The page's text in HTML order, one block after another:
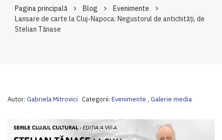
Pagina principală Blog
Evenimente
Lansare de carte la Cluj-Napoca: Negustorul de antichități, de
Stelian Tănase
Autor: Gabriela Mitrovici Categorii: Evenimente , Galerie media